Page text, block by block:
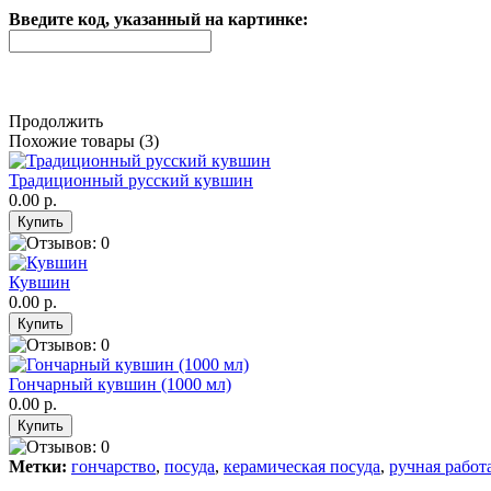
Введите код, указанный на картинке:
Продолжить
Похожие товары (3)
Традиционный русский кувшин
0.00 р.
Кувшин
0.00 р.
Гончарный кувшин (1000 мл)
0.00 р.
Метки: гончарство, посуда, керамическая посуда, ручная